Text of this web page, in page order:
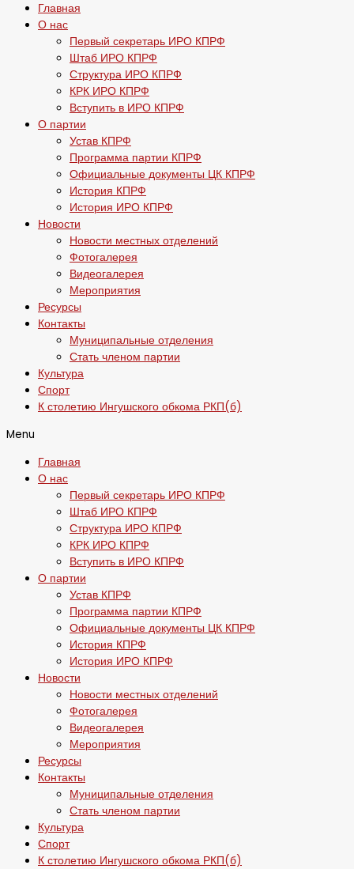
Главная
О нас
Первый секретарь ИРО КПРФ
Штаб ИРО КПРФ
Структура ИРО КПРФ
КРК ИРО КПРФ
Вступить в ИРО КПРФ
О партии
Устав КПРФ
Программа партии КПРФ
Официальные документы ЦК КПРФ
История КПРФ
История ИРО КПРФ
Новости
Новости местных отделений
Фотогалерея
Видеогалерея
Мероприятия
Ресурсы
Контакты
Муниципальные отделения
Стать членом партии
Культура
Спорт
К столетию Ингушского обкома РКП(б)
Menu
Главная
О нас
Первый секретарь ИРО КПРФ
Штаб ИРО КПРФ
Структура ИРО КПРФ
КРК ИРО КПРФ
Вступить в ИРО КПРФ
О партии
Устав КПРФ
Программа партии КПРФ
Официальные документы ЦК КПРФ
История КПРФ
История ИРО КПРФ
Новости
Новости местных отделений
Фотогалерея
Видеогалерея
Мероприятия
Ресурсы
Контакты
Муниципальные отделения
Стать членом партии
Культура
Спорт
К столетию Ингушского обкома РКП(б)